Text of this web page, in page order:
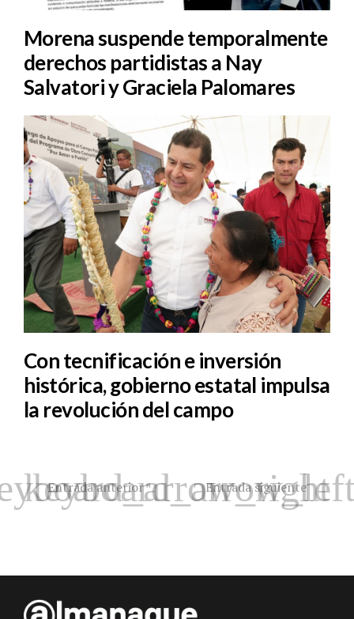
Morena suspende temporalmente
derechos partidistas a Nay
Salvatori y Graciela Palomares
Con tecnificación e inversión
histórica, gobierno estatal impulsa
la revolución del campo
Entrada anterior Entrada siguiente